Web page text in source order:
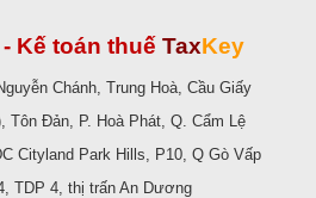
- Kế toán thuế TaxKey
Chánh, Trung Hoà, Cầu Giấy
Tôn Đản, P. Hoà Phát, Q. Cẩm Lệ
Cityland Park Hills, P10, Q Gò Vấp
TDP 4, thị trấn An Dương